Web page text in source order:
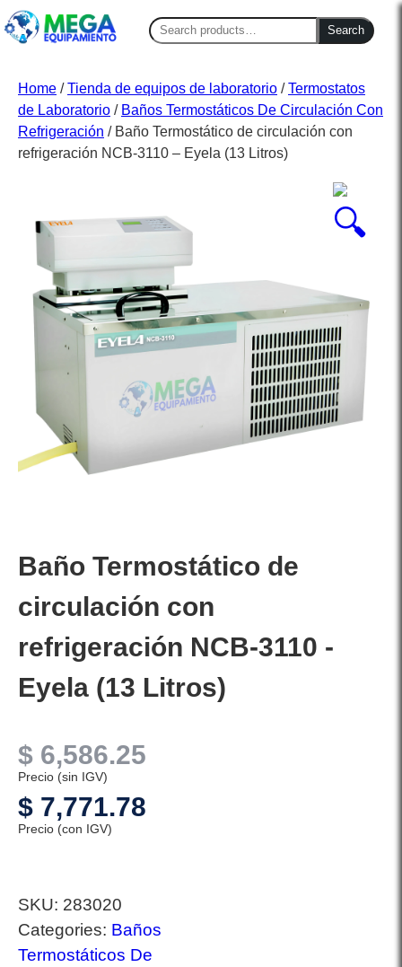
Search
for:
Search
Home /Tienda de equipos de laboratorio /Termostatos
de Laboratorio / Baños Termostáticos De Circulación Con
Refrigeración / Baño Termostático de circulación con
refrigeración NCB-3110 – Eyela (13 Litros)
Baño Termostático de
circulación con
refrigeración NCB-3110 -
Eyela (13 Litros)
$ 6,586.25
Precio (sin IGV)
$ 7,771.78
Precio (con IGV)
SKU: 283020
Categories: Baños
Termostáticos De